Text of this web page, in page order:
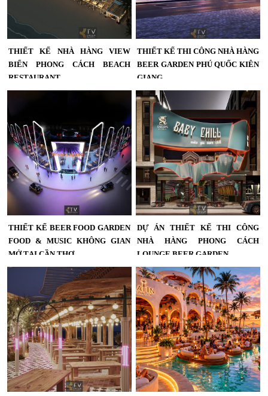
THIẾT KẾ NHÀ HÀNG VIEW
BIỂN PHONG CÁCH BEACH
RESTAURANT
nhìn hướng biển, tạo trải nghiệm
nghỉ dưỡng đẳng cấp cho thực
khách....
THIẾT KẾ THI CÔNG NHÀ HÀNG
BEER GARDEN PHÚ QUỐC KIÊN
GIANG
Dự án thiết kế Nhà hàng Beer
Garden Phú Quốc sở hữu không
gian mở hiện đại, sân khấu giải trí
chuyên nghiệp và kiến trúc ấn tượng,
mang đến trải nghiệm ẩm thực kết
hợp giải trí đẳng cấp....
THIẾT KẾ BEER FOOD GARDEN
FOOD & MUSIC KHÔNG GIAN
MỞ TẠI CẦN THƠ
Thiết kế Beer Food Garden hiện đại
tập trung vào trải nghiệm khách hàng
với mặt tiền nổi bật, hệ LED trang trí,
sân khấu biểu diễn quy mô và không
gian linh hoạt, phù hợp mô hình kinh
doanh Food & Music....
DỰ ÁN THIẾT KẾ THI CÔNG
NHÀ HÀNG PHONG CÁCH
LOUNGE BEER GARDEN
Dự án thiết kế thi công nhà hàng
phong cách Lounge Beer Garden nổi
bật với kiến trúc hiện đại, mặt tiền ấn
tượng và không gian giải trí sang
trọng, mang đến trải nghiệm ẩm thực
và thư giãn khác biệt....